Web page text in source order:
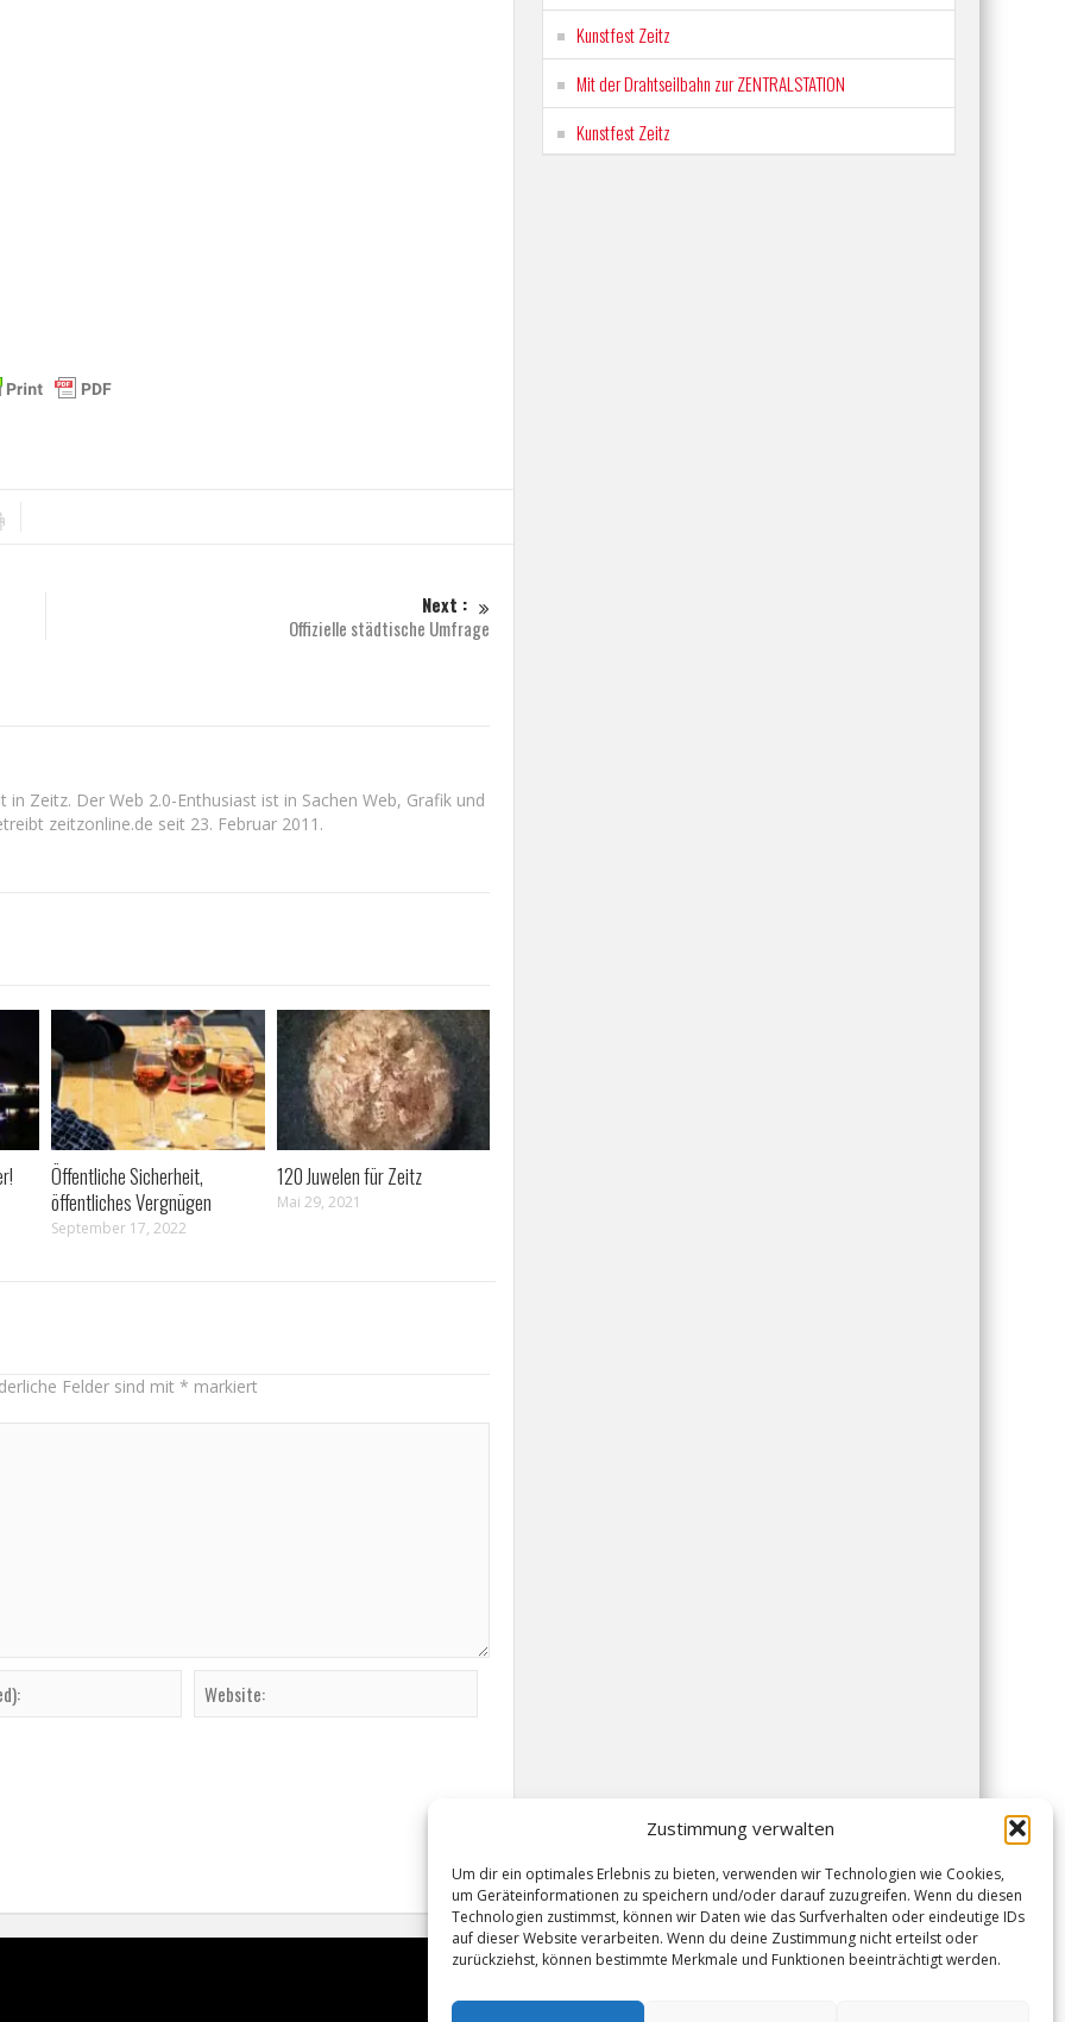
Zustimmung verwalten
Um dir ein optimales Erlebnis zu bieten, verwenden wir Technologien wie Cookies,
um Geräteinformationen zu speichern und/oder darauf zuzugreifen. Wenn du diesen
Technologien zustimmst, können wir Daten wie das Surfverhalten oder eindeutige IDs
auf dieser Website verarbeiten. Wenn du deine Zustimmung nicht erteilst oder
zurückziehst, können bestimmte Merkmale und Funktionen beeinträchtigt werden.
Next :
Offizielle städtische Umfrage
in Zeitz. Der Web 2.0-Enthusiast ist in Sachen Web, Grafik und
zeitzonline.de seit 23. Februar 2011.
Öffentliche Sicherheit,
öffentliches Vergnügen
September 17, 2022
120 Juwelen für Zeitz
Mai 29, 2021
Felder sind mit * markiert
Kunstfest Zeitz
Mit der Drahtseilbahn zur ZENTRALSTATION
Kunstfest Zeitz